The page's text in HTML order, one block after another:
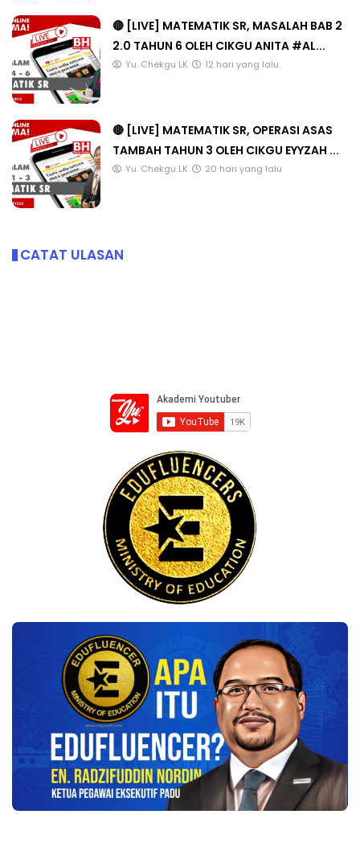
🔴 [LIVE] MATEMATIK SR, MASALAH BAB 2
2.0 TAHUN 6 OLEH CIKGU ANITA #AL...
Yu. Chekgu LK 12 hari yang lalu
🔴 [LIVE] MATEMATIK SR, OPERASI ASAS
TAMBAH TAHUN 3 OLEH CIKGU EYYZAH ...
Yu. Chekgu LK 20 hari yang lalu
CATAT ULASAN